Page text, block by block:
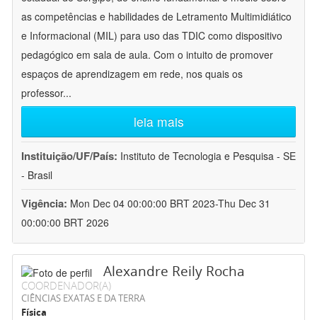
as competências e habilidades de Letramento Multimidiático
e Informacional (MIL) para uso das TDIC como dispositivo
pedagógico em sala de aula. Com o intuito de promover
espaços de aprendizagem em rede, nos quais os
professor...
leia mais
Instituição/UF/País: Instituto de Tecnologia e Pesquisa - SE
- Brasil
Vigência: Mon Dec 04 00:00:00 BRT 2023-Thu Dec 31
00:00:00 BRT 2026
Alexandre Reily Rocha
COORDENADOR(A)
CIÊNCIAS EXATAS E DA TERRA
Física